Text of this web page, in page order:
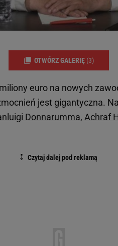
OTWÓRZ GALERIĘ (3)
euro na nowych
jest gigantyczna.
Donnarumma, Achraf